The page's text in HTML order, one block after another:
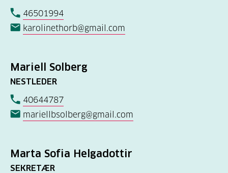
46501994
karolinethorb@gmail.com
Mariell Solberg
NESTLEDER
40644787
mariellbsolberg@gmail.com
Marta Sofia Helgadottir
SEKRETÆR